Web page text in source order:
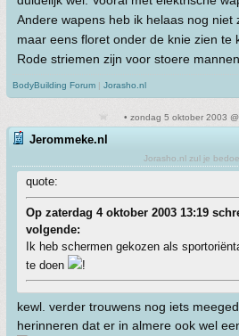
Andere wapens heb ik helaas nog niet
maar eens floret onder de knie zien te
Rode striemen zijn voor stoere
BodyBuilding Forum | Jorasho.nl
• zondag 5 oktober 2003
Jerommeke.nl
Jorasho.nl zul je
quote:
Op zaterdag 4 oktober 2003 13:19
volgende:
Ik heb schermen gekozen als
te doen
!
kewl. verder trouwens nog iets
herinneren dat er in almere ook wel